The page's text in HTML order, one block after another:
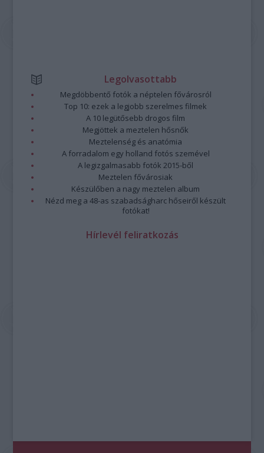
Legolvasottabb
Megdöbbentő fotók a néptelen fővárosról
Top 10: ezek a legjobb szerelmes filmek
A 10 legütősebb drogos film
Megjöttek a meztelen hősnők
Meztelenség és anatómia
A forradalom egy holland fotós szemével
A legizgalmasabb fotók 2015-ből
Meztelen fővárosiak
Készülőben a nagy meztelen album
Nézd meg a 48-as szabadságharc hőseiről készült
fotókat!
Hírlevél feliratkozás